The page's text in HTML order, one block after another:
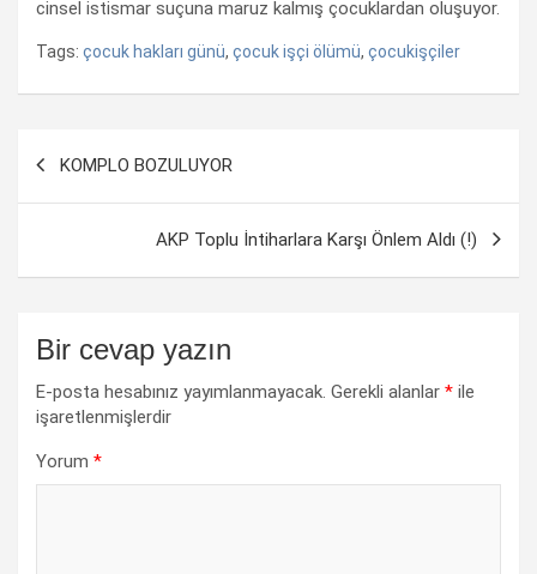
cinsel istismar suçuna maruz kalmış çocuklardan oluşuyor.
Tags: çocuk hakları günü, çocuk işçi ölümü, çocukişçiler
KOMPLO BOZULUYOR
AKP Toplu İntiharlara Karşı Önlem Aldı (!)
Bir cevap yazın
E-posta hesabınız yayımlanmayacak. Gerekli alanlar * ile
işaretlenmişlerdir
Yorum *